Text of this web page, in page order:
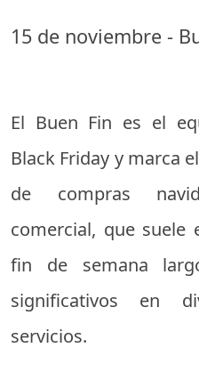
15 de noviembre -
El Buen Fin es el
Black Friday y marca
de compras
comercial, que suele
fin de semana
significativos en
servicios.